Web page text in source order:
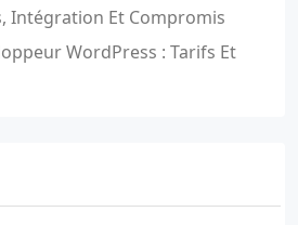
Intégration Et Compromis
WordPress : Tarifs Et